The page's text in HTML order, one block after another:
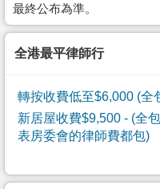
最終公布為準。
全港最平律師行
轉按收費低至$6,000 (全
新居屋收費$9,500 - (全
表房委會的律師費都包)